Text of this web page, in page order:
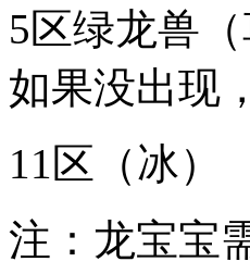
5区绿龙兽
如果没出现
11区（冰）
注：龙宝宝